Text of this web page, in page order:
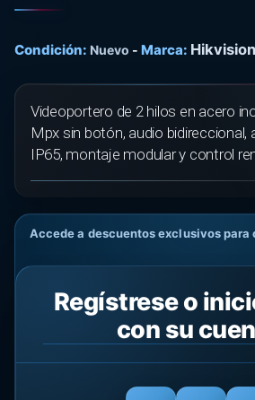
Condición: Nuevo - Marca: Hikvision
Videoportero de 2 hilos en acero
Mpx sin botón, audio bidireccional,
IP65, montaje modular y control
Accede a descuentos exclusivos
Regístrese o
con su